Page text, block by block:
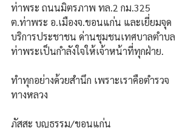
ท่าพระ ถนนมิตรภาพ ทล.2 กม.325
ต.ท่าพระ อ.เมืองจ.ขอนแก่น และเยี่ยมจุด
บริการประชาชน ด่านชุมชนเทศบาลตำบล
ท่าพระเป็นกำลังใจให้เจ้าหน้าที่ทุกฝ่าย.
ทำทุกอย่างด้วยสำนึก เพราะเราคือตำรวจ
ทางหลวง
ภัสสะ บุญธรรม/ขอนแก่น